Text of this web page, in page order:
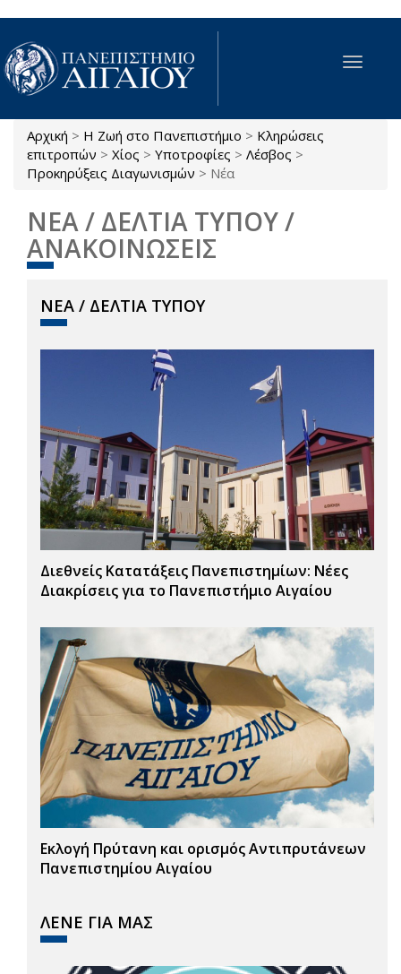
Παράκαμψη προς το κυρίως περιεχόμενο
Toggle
Είστε εδώ
Αρχική > Η Ζωή στο Πανεπιστήμιο > Κληρώσεις
επιτροπών > Χίος > Υποτροφίες > Λέσβος >
Προκηρύξεις Διαγωνισμών > Νέα
ΝΕΑ / ΔΕΛΤΙΑ ΤΥΠΟΥ /
ΑΝΑΚΟΙΝΩΣΕΙΣ
ΝΕΑ / ΔΕΛΤΙΑ ΤΥΠΟΥ
Διεθνείς Κατατάξεις Πανεπιστημίων: Νέες
Διακρίσεις για το Πανεπιστήμιο Αιγαίου
Εκλογή Πρύτανη και ορισμός Αντιπρυτάνεων
Πανεπιστημίου Αιγαίου
ΛΕΝΕ ΓΙΑ ΜΑΣ